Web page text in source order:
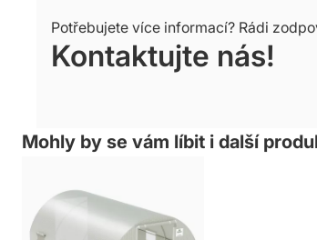
Potřebujete více informací? Rádi
Kontaktujte nás!
Mohly by se vám líbit i další